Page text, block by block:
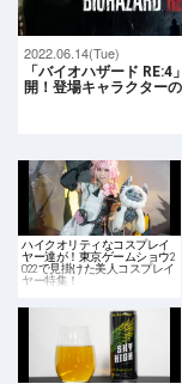
2022.06.14(Tue)
「バイオハザード RE:4
開！登場キャラクター
ハイクオリティなコスプレイ
ヤー達が！東京ゲームショウ2
022で見掛けた美人コスプレイ
ヤー特集！